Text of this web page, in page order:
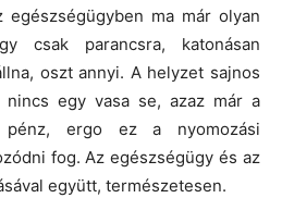
egészségügyben ma már olyan
csak parancsra, katonásan
oszt annyi. A helyzet sajnos
nincs egy vasa se, azaz már a
ergo ez a nyomozási
fog. Az egészségügy és az
együtt, természetesen.